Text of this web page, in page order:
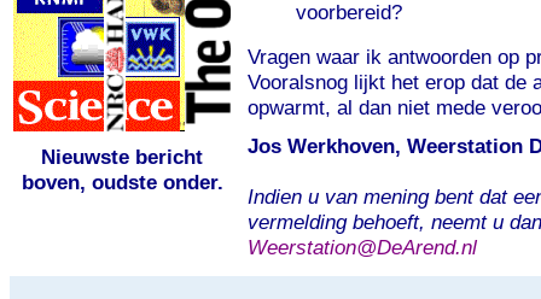
Nieuwste bericht
boven, oudste onder.
voorbereid?
Vragen waar ik antwoorden op
Vooralsnog lijkt het erop dat de
opwarmt, al dan niet mede
Jos Werkhoven, Weerstation
Indien u van mening bent dat
vermelding behoeft, neemt u
Weerstation@DeArend.nl